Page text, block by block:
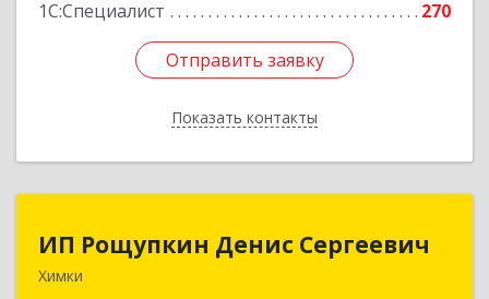
1С:Специалист 270
Отправить заявку
Показать контакты
Отправить заявку
Назад
ИП Рощупкин Денис Сергеевич
Химки141402, Московская обл, г.о. Химки, Химки г,